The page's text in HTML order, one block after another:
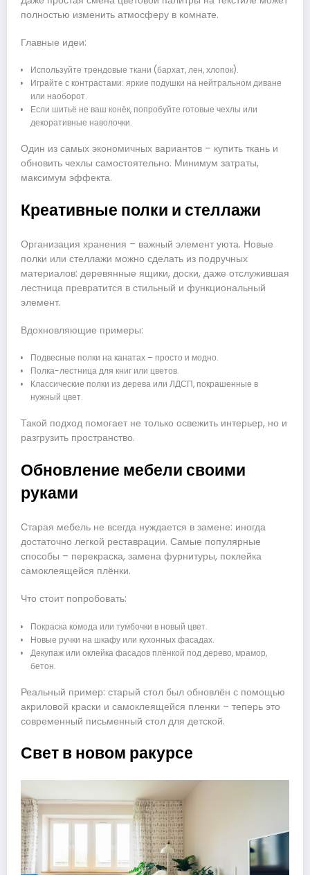
полностью изменить атмосферу в комнате.
Главные идеи:
Используйте трендовые ткани (бархат, лен, хлопок).
Играйте с контрастами: яркие подушки на нейтральном диване
или наоборот.
Если шитьё не ваш конёк, попробуйте готовые чехлы или
декоративные наволочки.
Один из самых экономичных вариантов – купить ткань и
обновить чехлы самостоятельно. Минимум затраты,
максимум эффекта.
Креативные полки и стеллажи
Организация хранения – важный элемент уюта. Новые
полки или стеллажи можно сделать из подручных
материалов: деревянные ящики, доски, даже отслужившая
лестница превратится в стильный и функциональный
элемент.
Вдохновляющие примеры:
Подвесные полки на канатах – просто и модно.
Полка-лестница для книг или цветов.
Классические полки из дерева или ЛДСП, покрашенные в
нужный цвет.
Такой подход помогает не только освежить интерьер, но и
разгрузить пространство.
Обновление мебели своими
руками
Старая мебель не всегда нуждается в замене: иногда
достаточно легкой реставрации. Самые популярные
способы – перекраска, замена фурнитуры, поклейка
самоклеящейся плёнки.
Что стоит попробовать:
Покраска комода или тумбочки в новый цвет.
Новые ручки на шкафу или кухонных фасадах.
Декупаж или оклейка фасадов плёнкой под дерево, мрамор,
бетон.
Реальный пример: старый стол был обновлён с помощью
акриловой краски и самоклеящейся пленки – теперь это
современный письменный стол для детской.
Свет в новом ракурсе